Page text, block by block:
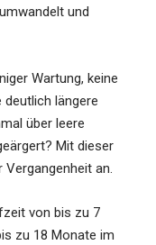
und
Wartung, keine
längere
über leere
Mit dieser
an.
von bis zu 7
zu 18 Monate im